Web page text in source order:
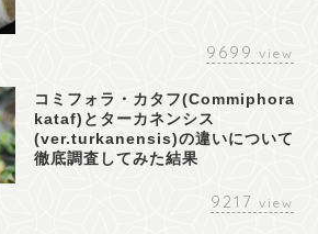
9699 view
コミフォラ・カタフ(Commiphora
kataf)とターカネンシス
(ver.turkanensis)の違いについて
徹底調査してみた結果
9217 view